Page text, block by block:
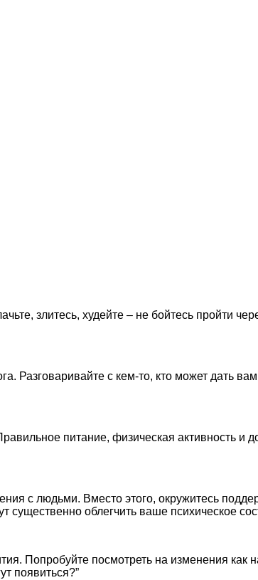
злитесь, худейте – не бойтесь пройти
Разговаривайте с кем-то, кто может дать
питание, физическая активность и
с людьми. Вместо этого, окружитесь
облегчить ваше психическое
Попробуйте посмотреть на изменения
появиться?”